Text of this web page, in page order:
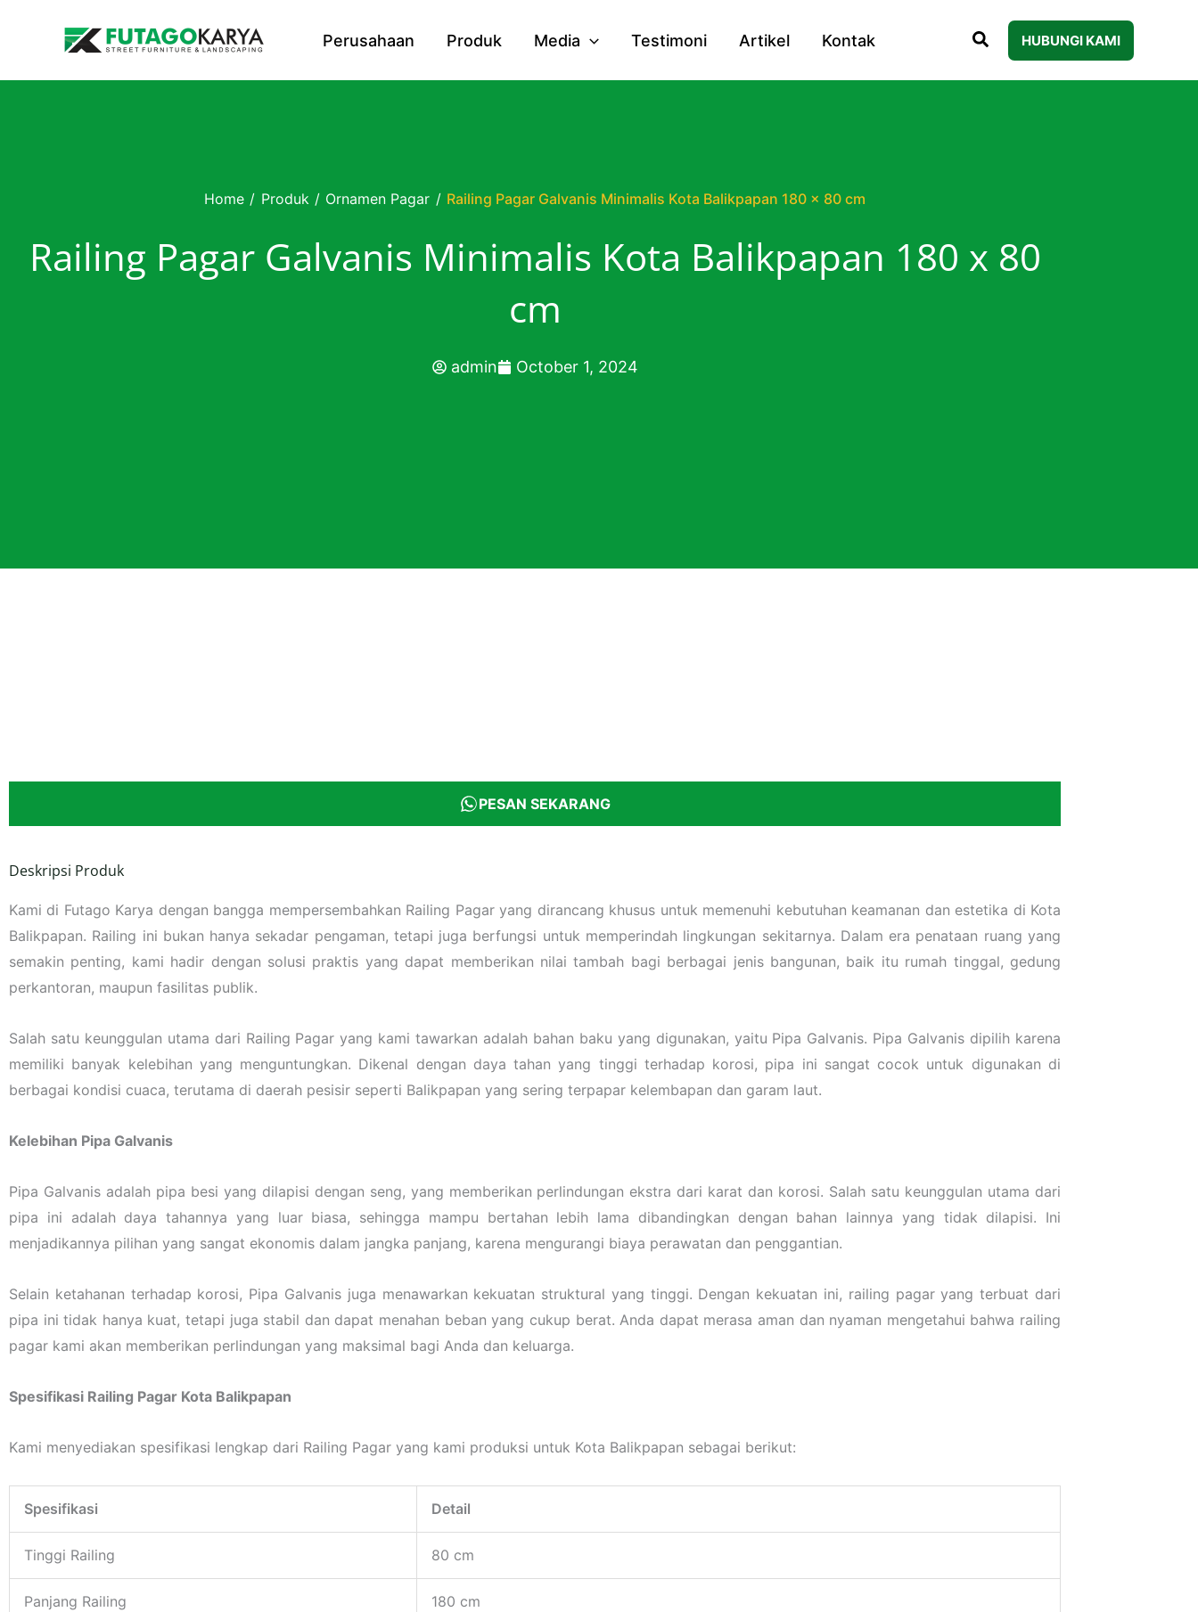
Perusahaan Produk Media Testimoni Artikel Kontak HUBUNGI KAMI
Home / Produk / Ornamen Pagar / Railing Pagar Galvanis Minimalis Kota Balikpapan 180 x 80 cm
Railing Pagar Galvanis Minimalis Kota Balikpapan 180 x 80
cm
admin October 1, 2024
PESAN SEKARANG
Deskripsi Produk
Kami di Futago Karya dengan bangga mempersembahkan Railing Pagar yang dirancang khusus untuk memenuhi kebutuhan keamanan dan estetika di Kota
Balikpapan. Railing ini bukan hanya sekadar pengaman, tetapi juga berfungsi untuk memperindah lingkungan sekitarnya. Dalam era penataan ruang yang
semakin penting, kami hadir dengan solusi praktis yang dapat memberikan nilai tambah bagi berbagai jenis bangunan, baik itu rumah tinggal, gedung
perkantoran, maupun fasilitas publik.
Salah satu keunggulan utama dari Railing Pagar yang kami tawarkan adalah bahan baku yang digunakan, yaitu Pipa Galvanis. Pipa Galvanis dipilih karena
memiliki banyak kelebihan yang menguntungkan. Dikenal dengan daya tahan yang tinggi terhadap korosi, pipa ini sangat cocok untuk digunakan di
berbagai kondisi cuaca, terutama di daerah pesisir seperti Balikpapan yang sering terpapar kelembapan dan garam laut.
Kelebihan Pipa Galvanis
Pipa Galvanis adalah pipa besi yang dilapisi dengan seng, yang memberikan perlindungan ekstra dari karat dan korosi. Salah satu keunggulan utama dari
pipa ini adalah daya tahannya yang luar biasa, sehingga mampu bertahan lebih lama dibandingkan dengan bahan lainnya yang tidak dilapisi. Ini
menjadikannya pilihan yang sangat ekonomis dalam jangka panjang, karena mengurangi biaya perawatan dan penggantian.
Selain ketahanan terhadap korosi, Pipa Galvanis juga menawarkan kekuatan struktural yang tinggi. Dengan kekuatan ini, railing pagar yang terbuat dari
pipa ini tidak hanya kuat, tetapi juga stabil dan dapat menahan beban yang cukup berat. Anda dapat merasa aman dan nyaman mengetahui bahwa railing
pagar kami akan memberikan perlindungan yang maksimal bagi Anda dan keluarga.
Spesifikasi Railing Pagar Kota Balikpapan
Kami menyediakan spesifikasi lengkap dari Railing Pagar yang kami produksi untuk Kota Balikpapan sebagai berikut:
Spesifikasi Detail
Tinggi Railing 80 cm
Panjang Railing 180 cm